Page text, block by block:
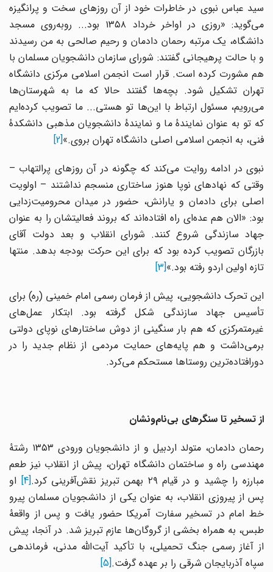
سید عباس نبوی در خاطرات خود از آن روزهای سخت و پرانگیزه
می‌گوید: «روزی در اواخر خرداد ۱۳۵۸ بود... روبه‌روی مسجد
دانشگاه، یک مرتبه رحمان دادمان و رحیم صالحی به من رسیدند
و با حالت پرهیجانی گفتند: شورای سازمان دانشجویان مسلمان با
هم مشورت کرده است. قرار است انجمن اسلامی مرکزی دانشگاه
تهران تشکیل شود. بچه‌ها گفتند حالا که ما به شهرستان‌ها
می‌رویم، مسئول ارتباط با این‌ها تو هستی... ما تصویب کرده‌ایم
که تو به عنوان نمایندهٔ ما و نمایندهٔ دانشجویان مذهبی دانشکدهٔ
فنی، به انجمن اسلامی اصلی دانشگاه تهران بروی.»[2]
نبوی در ادامه روایت می‌کند که چگونه در آن روزهای پرالتهاب –
وقتی که نهادهای نوپا هنوز ساختاری منسجم نداشتند – اولویت
اصلی برای دادمان و یارانش، حضور در میدان محرومیت‌زدایی
بود: «الان هم عده‌ای راه افتاده‌اند که بروند فعالیتشان را به عنوان
جهاد سازندگی شروع کنند. شورای انقلاب و بعد دولت آقای
بازرگان تصویب کرده بود که برای این حرکت بودجه بدهد. منتها
تازه اولین اردو رفته بود.»[3]
این تحرک دانشجویی، پیش از فرمان رسمی امام خمینی (ره) برای
تأسیس جهاد سازندگی شکل گرفته بود. ابتکار عمل‌های
غیرمتمرکزی که هم بار سنگینی از دوش ساختارهای نوپای دولتی
برمی‌داشت و هم پایه‌های حمایت مردمی از نظام جدید را در
دورافتاده‌ترین روستاها مستحکم می‌کرد.
از تسخیر تا سنگرهای بی‌نام‌ونشان
رحمان دادمان، متولد اردبیل و از دانشجویان ورودی ۱۳۵۳ رشتهٔ
مهندسی راه و ساختمان دانشگاه تهران، پیش از انقلاب نیز طعم
مبارزه را چشید و در قیام ۲۹ بهمن تبریز نقش‌آفرینی کرد.
[4] او
پس از پیروزی انقلاب، به عنوان یکی از دانشجویان مسلمان پیرو
خط امام در تسخیر سفارت آمریکا حضور یافت و پس از واقعهٔ
طبس، به همراه بخشی از گروگان‌ها عازم تبریز شد. در آنجا، پیش
از آغاز رسمی جنگ تحمیلی، با تأکید آیت‌الله مدنی، فرماندهی
سپاه آذربایجان شرقی را بر عهده گرفت.[5]